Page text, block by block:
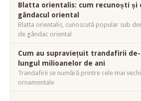
Blatta orientalis: cum recunoști și
gândacul oriental
Blatta orientalis, cunoscută popular sub
de gândac oriental
Cum au supraviețuit trandafirii
lungul milioanelor de ani
Trandafirii se numără printre cele mai
ornamentale